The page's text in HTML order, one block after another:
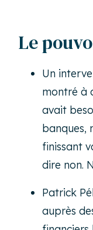
Le
Un
montré à
avait
banques,
finissant
dire non.
Patrick
auprès